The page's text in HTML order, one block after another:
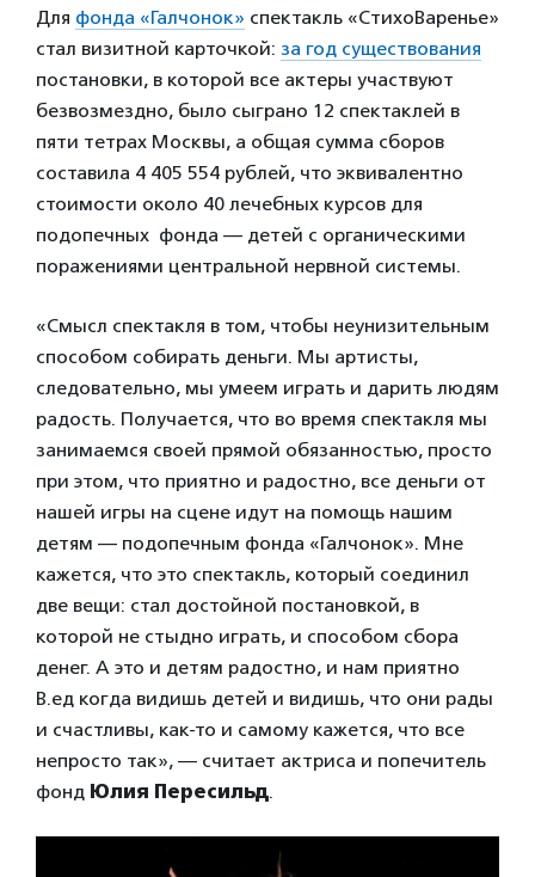
Для фонда «Галчонок» спектакль «СтихоВаренье»
стал визитной карточкой: за год существования
постановки, в которой все актеры участвуют
безвозмездно, было сыграно 12 спектаклей в
пяти тетрах Москвы, а общая сумма сборов
составила 4 405 554 рублей, что эквивалентно
стоимости около 40 лечебных курсов для
подопечных фонда — детей с органическими
поражениями центральной нервной системы.
«Смысл спектакля в том, чтобы неунизительным
способом собирать деньги. Мы артисты,
следовательно, мы умеем играть и дарить людям
радость. Получается, что во время спектакля мы
занимаемся своей прямой обязанностью, просто
при этом, что приятно и радостно, все деньги от
нашей игры на сцене идут на помощь нашим
детям — подопечным фонда «Галчонок». Мне
кажется, что это спектакль, который соединил
две вещи: стал достойной постановкой, в
которой не стыдно играть, и способом сбора
денег. А это и детям радостно, и нам приятно
В.ед когда видишь детей и видишь, что они рады
и счастливы, как-то и самому кажется, что все
непросто так», — считает актриса и попечитель
фонд Юлия Пересильд.